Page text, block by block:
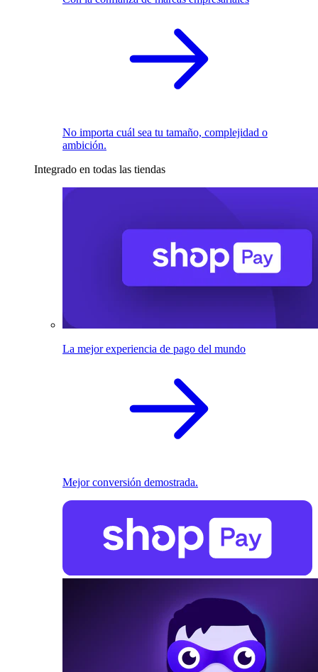
No importa cuál sea tu tamaño, complejidad o
ambición.
Integrado en todas las tiendas
La mejor experiencia de pago del mundo
Mejor conversión demostrada.